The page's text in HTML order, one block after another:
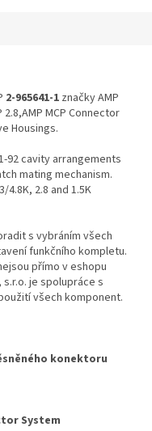
2-965641-1 značky AMP
2.8,AMP MCP Connector
Housings.
92 cavity arrangements
mating mechanism.
4.8K, 2.8 and 1.5K
s vybráním všech
funkčního kompletu.
přímo v eshopu
je spolupráce s
všech komponent.
konektoru
System